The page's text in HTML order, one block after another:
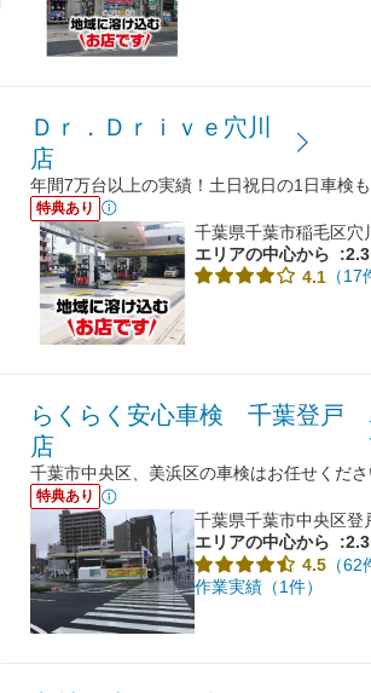
Ｄｒ．Ｄｒｉｖｅ穴川
店
年間7万台以上の実績！土日祝日の1日車検
特典あり
千葉県千葉市稲毛区穴
エリアの中心から
4.1 （17
らくらく安心車検 千葉登戸
店
千葉市中央区、美浜区の車検はお任せくだ
特典あり
千葉県千葉市中央区登
エリアの中心から
4.5 （62
作業実績（1件）